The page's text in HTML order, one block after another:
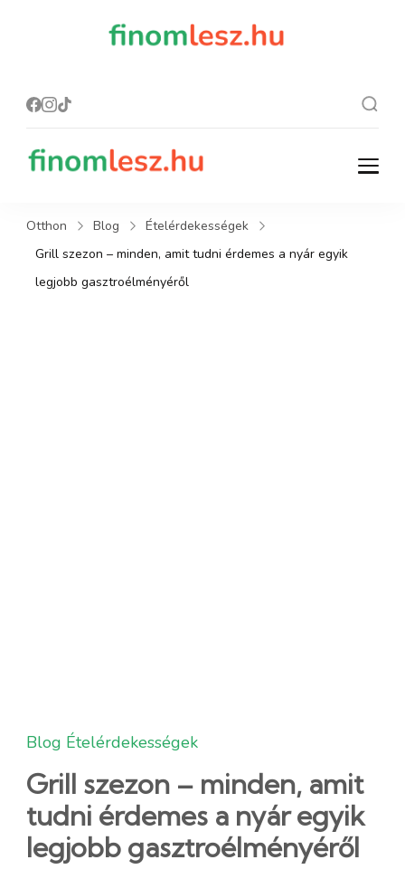
finomlesz.hu
Recept, ami finom lesz.
Otthon Blog
Ételérdekességek
Grill szezon – minden, amit tudni érdemes a nyár egyik
legjobb gasztroélményéről
Blog Ételérdekességek
Grill szezon – minden, amit
tudni érdemes a nyár egyik
legjobb gasztroélményéről